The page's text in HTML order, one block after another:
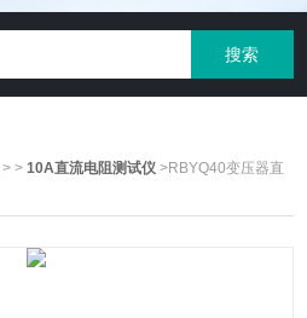
>>10A直流电阻测试仪 >RBYQ40变压器直